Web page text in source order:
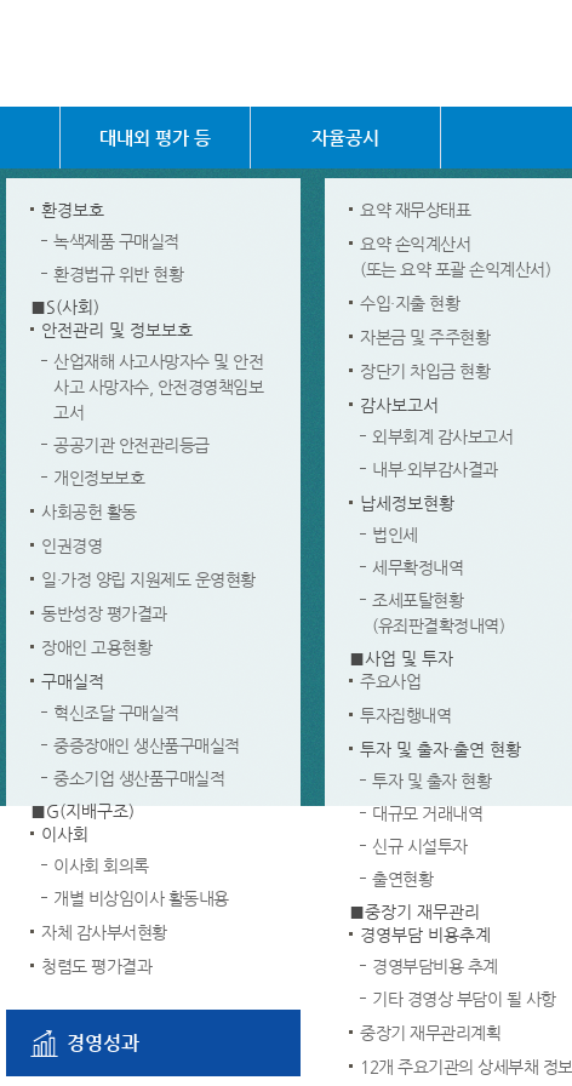
대내외 평가 등 자율공시
환경보호
녹색제품 구매실적
환경법규 위반 현황
■S(사회)
안전관리 및 정보보호
산업재해 사고사망자수 및 안전
사고 사망자수, 안전경영책임보
고서
공공기관 안전관리등급
개인정보보호
사회공헌 활동
인권경영
일·가정 양립 지원제도 운영현황
동반성장 평가결과
장애인 고용현황
구매실적
혁신조달 구매실적
중증장애인 생산품구매실적
중소기업 생산품구매실적
■G(지배구조)
이사회
이사회 회의록
개별 비상임이사 활동내용
자체 감사부서현황
청렴도 평가결과
경영성과
요약 재무상태표
요약 손익계산서
(또는 요약 포괄 손익계산서)
수입·지출 현황
자본금 및 주주현황
장단기 차입금 현황
감사보고서
외부회계 감사보고서
내부·외부감사결과
납세정보현황
법인세
세무확정내역
조세포탈현황
(유죄판결확정내역)
■사업 및 투자
주요사업
투자집행내역
투자 및 출자·출연 현황
투자 및 출자 현황
대규모 거래내역
신규 시설투자
출연현황
■중장기 재무관리
경영부담 비용추계
경영부담비용 추계
기타 경영상 부담이 될 사항
중장기 재무관리계획
12개 주요기관의 상세부채 정보